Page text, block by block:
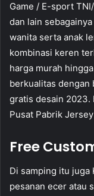
Game / E-sport
dan lain
wanita serta anak
kombinasi keren
harga murah
berkualitas dengan
gratis desain 2023.
Pusat Pabrik
Free
Di samping itu juga
pesanan ecer atau